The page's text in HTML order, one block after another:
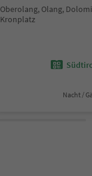
Oberolang, Olang,
Kronplatz
Nacht /